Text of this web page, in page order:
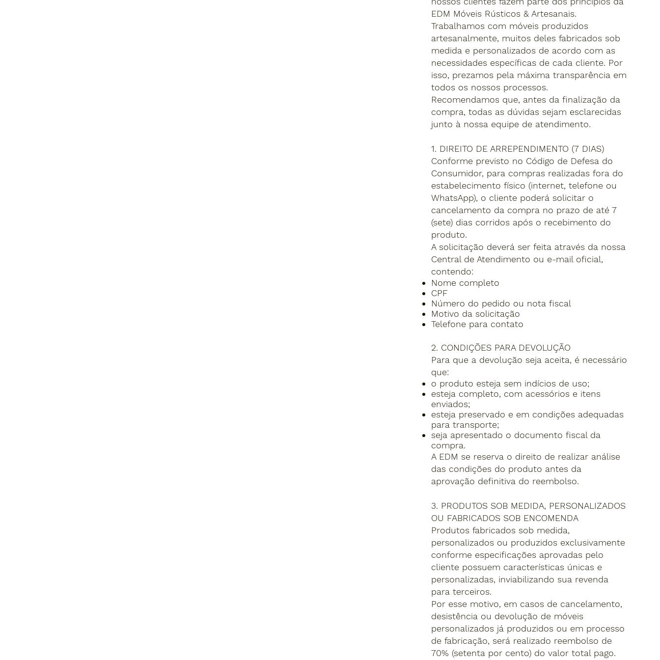
EDM Móveis Rústicos & Artesanais.
Trabalhamos com móveis produzidos
artesanalmente, muitos deles fabricados sob
medida e personalizados de acordo com as
necessidades específicas de cada cliente. Por
isso, prezamos pela máxima transparência em
todos os nossos processos.
Recomendamos que, antes da finalização da
compra, todas as dúvidas sejam esclarecidas
junto à nossa equipe de atendimento.
1. DIREITO DE ARREPENDIMENTO (7 DIAS)
Conforme previsto no Código de Defesa do
Consumidor, para compras realizadas fora do
estabelecimento físico (internet, telefone ou
WhatsApp), o cliente poderá solicitar o
cancelamento da compra no prazo de até 7
(sete) dias corridos após o recebimento do
produto.
A solicitação deverá ser feita através da nossa
Central de Atendimento ou e-mail oficial,
contendo:
Nome completo
CPF
Número do pedido ou nota fiscal
Motivo da solicitação
Telefone para contato
2. CONDIÇÕES PARA DEVOLUÇÃO
Para que a devolução seja aceita, é necessário
que:
o produto esteja sem indícios de uso;
esteja completo, com acessórios e itens
enviados;
esteja preservado e em condições adequadas
para transporte;
seja apresentado o documento fiscal da
compra.
A EDM se reserva o direito de realizar análise
das condições do produto antes da
aprovação definitiva do reembolso.
3. PRODUTOS SOB MEDIDA, PERSONALIZADOS
OU FABRICADOS SOB ENCOMENDA
Produtos fabricados sob medida,
personalizados ou produzidos exclusivamente
conforme especificações aprovadas pelo
cliente possuem características únicas e
personalizadas, inviabilizando sua revenda
para terceiros.
Por esse motivo, em casos de cancelamento,
desistência ou devolução de móveis
personalizados já produzidos ou em processo
de fabricação, será realizado reembolso de
70% (setenta por cento) do valor total pago.